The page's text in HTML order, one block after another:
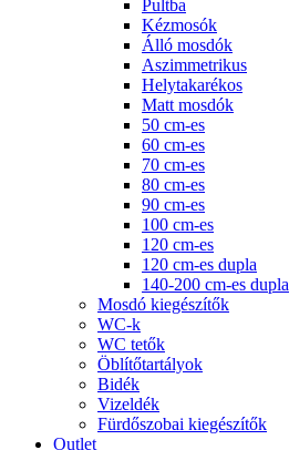
Pultba
Kézmosók
Álló mosdók
Aszimmetrikus
Helytakarékos
Matt mosdók
50 cm-es
60 cm-es
70 cm-es
80 cm-es
90 cm-es
100 cm-es
120 cm-es
120 cm-es dupla
140-200 cm-es dupla
Mosdó kiegészítők
WC-k
WC tetők
Öblítőtartályok
Bidék
Vizeldék
Fürdőszobai kiegészítők
Outlet